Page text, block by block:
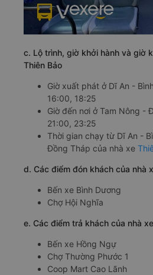
c. Lộ trình, giờ khởi hành và giờ
Thiên Bảo
Giờ xuất phát ở Dĩ An -
16:00, 18:25
Giờ đến nơi ở Tam Nông -
21:00, 23:25
Thời gian chạy từ Dĩ An -
Đồng Tháp của nhà xe
d. Các điểm đón khách của nhà
Bến xe Bình Dương
Chợ Hội Nghĩa
e. Các điểm trả khách của nhà
Bến xe Hồng Ngự
Chợ Thường Phước 1
Coop Mart Cao Lãnh